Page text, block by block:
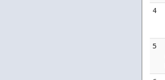
4
5